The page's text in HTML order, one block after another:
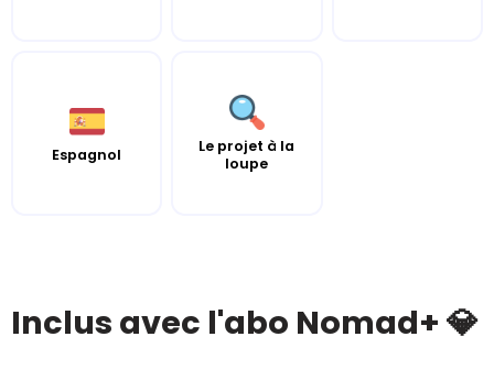
Espagnol
Le projet à la
loupe
Inclus avec l'abo Nomad+ 💎